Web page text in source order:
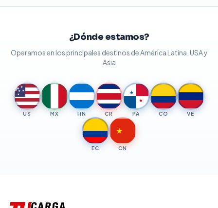
¿Dónde estamos?
Operamos en los principales destinos de América Latina, USA y
Asia
★ ★
★ ★
★
US MX HN CR
★
★
PA CO VE
EC
★
CN